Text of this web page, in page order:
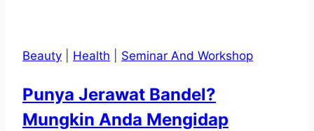
Beauty Health Seminar And Workshop
Punya Jerawat Bandel?
Mungkin Anda Mengidap